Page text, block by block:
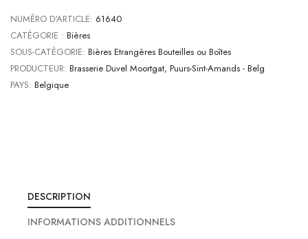
NUMÉRO D'ARTICLE: 61640
CATÉGORIE : Bières
SOUS-CATÉGORIE: Bières Etrangères Bouteilles ou Boîtes
PRODUCTEUR: Brasserie Duvel Moortgat, Puurs-Sint-Amands - Belg
PAYS: Belgique
DESCRIPTION
INFORMATIONS ADDITIONNELS